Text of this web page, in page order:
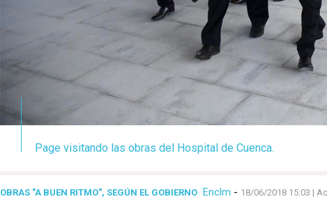
Page visitando las obras del Hospital de Cuenca.
OBRAS "A BUEN RITMO", SEGÚN EL GOBIERNO Enclm - 18/06/2018 15:03 |